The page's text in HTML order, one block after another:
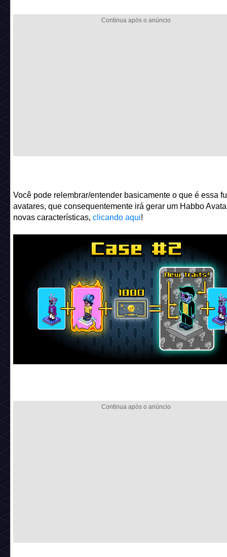
Você pode relembrar/entender basicamente o que é essa
avatares, que consequentemente irá gerar um Habbo
novas características, clicando aqui!